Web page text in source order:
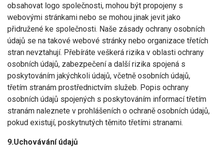
obsahovat logo společnosti, mohou být propojeny s
webovými stránkami nebo se mohou jinak jevit jako
přidružené ke společnosti. Naše zásady ochrany osobních
údajů se na takové webové stránky nebo organizace třetích
stran nevztahují. Přebíráte veškerá rizika v oblasti ochrany
osobních údajů, zabezpečení a další rizika spojená s
poskytováním jakýchkoli údajů, včetně osobních údajů,
třetím stranám prostřednictvím služeb. Popis ochrany
osobních údajů spojených s poskytováním informací třetím
stranám naleznete v prohlášeních o ochraně osobních údajů,
pokud existují, poskytnutých těmito třetími stranami.
9.Uchovávání údajů